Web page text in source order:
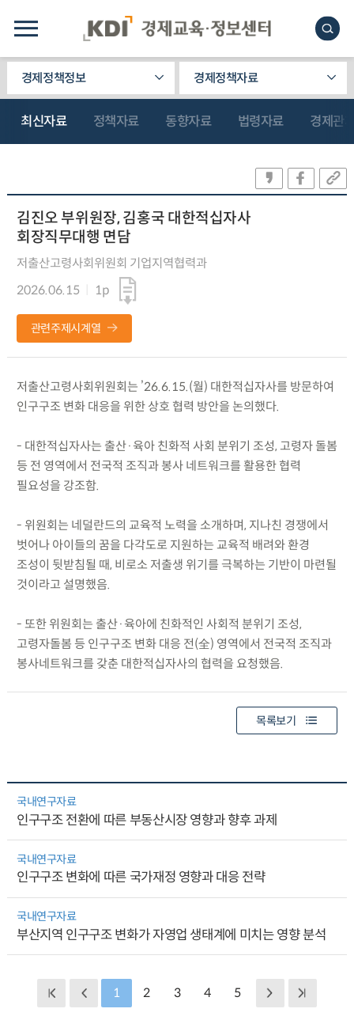
경제정책정보 경제정책자료
최신자료 정책자료 동향자료 법령자료 경제관
김진오 부위원장, 김홍국 대한적십자사
회장직무대행 면담
저출산고령사회위원회 기업지역협력과
2026.06.15
1p
관련주제시계열
저출산고령사회위원회는 ’26.6.15.(월) 대한적십자사를 방문하여
인구구조 변화 대응을 위한 상호 협력 방안을 논의했다.
- 대한적십자사는 출산·육아 친화적 사회 분위기 조성, 고령자 돌봄
등 전 영역에서 전국적 조직과 봉사 네트워크를 활용한 협력
필요성을 강조함.
- 위원회는 네덜란드의 교육적 노력을 소개하며, 지나친 경쟁에서
벗어나 아이들의 꿈을 다각도로 지원하는 교육적 배려와 환경
조성이 뒷받침될 때, 비로소 저출생 위기를 극복하는 기반이 마련될
것이라고 설명했음.
- 또한 위원회는 출산·육아에 친화적인 사회적 분위기 조성,
고령자돌봄 등 인구구조 변화 대응 전(全) 영역에서 전국적 조직과
봉사네트워크를 갖춘 대한적십자사의 협력을 요청했음.
목록보기
국내연구자료
인구구조 전환에 따른 부동산시장 영향과 향후 과제
국내연구자료
인구구조 변화에 따른 국가재정 영향과 대응 전략
국내연구자료
부산지역 인구구조 변화가 자영업 생태계에 미치는 영향 분석
1 2 3 4 5